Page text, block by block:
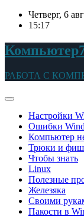
ПерейтиЧетверг, 6
15:17
РАБОТА С
Настройки
Ошибки
Компьютер
Трюки и
Чтобы знать
Linux
Полезные
Железяка
Своими
Пакости в